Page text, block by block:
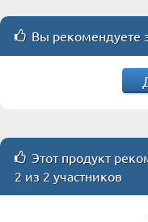
Вы рекомендуете
Этот продукт
2 из 2 участников